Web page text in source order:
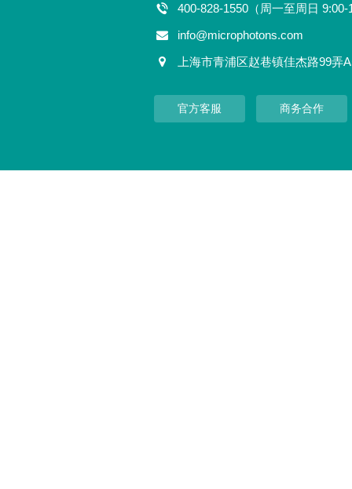
400-828-1550（周一至周日 9:00-
info@microphotons.com
上海市青浦区赵巷镇佳杰路99弄
官方客服 商务合作